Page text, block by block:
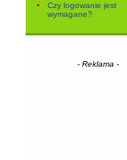
Czy logowanie jest
wymagane?
- Reklama -